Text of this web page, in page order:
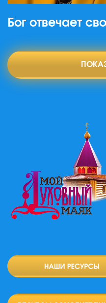
Бог отвечает